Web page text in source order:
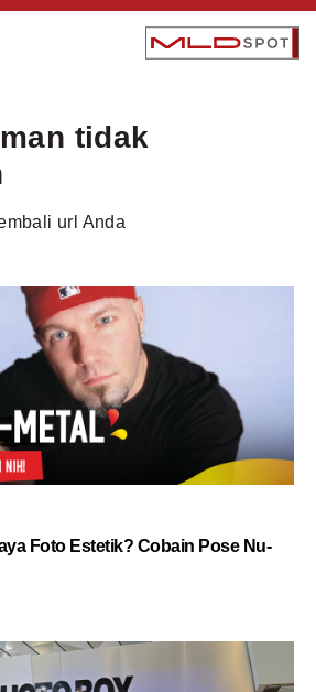
tidak
url Anda
Foto Estetik? Cobain Pose Nu-